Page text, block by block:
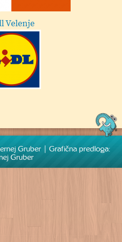
Velenje
Gruber | Grafična predloga:
Gruber